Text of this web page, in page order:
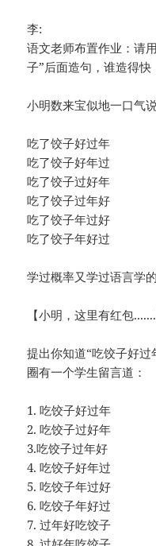
李:
语文老师布置作业：请
子”后面造句，谁造得快
小明数来宝似地一口气
吃了饺子好过年
吃了饺子好年过
吃了饺子过好年
吃了饺子过年好
吃了饺子年过好
吃了饺子年好过
学过概率又学过语言学
【小明，这里有红包.......
提出你知道“吃饺子好
圈有一个学生留言道：
1. 吃饺子好过年
2. 吃饺子过好年
3.吃饺子过年好
4. 吃饺子好年过
5. 吃饺子年过好
6. 吃饺子年好过
7. 过年好吃饺子